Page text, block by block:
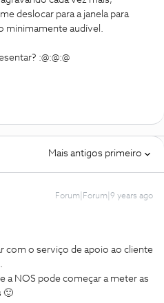
deslocar para a janela para
minimamente audível.
:@:@:@
Mais antigos primeiro
Forum|Forum|9 years ago
com o serviço de apoio ao cliente
a NOS pode começar a meter as
🙂